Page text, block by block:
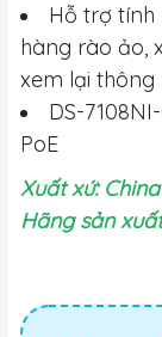
Hỗ trợ
hàng rào ảo,
xem lại thông
DS-
PoE
Xuất xứ: China
Hãng sản